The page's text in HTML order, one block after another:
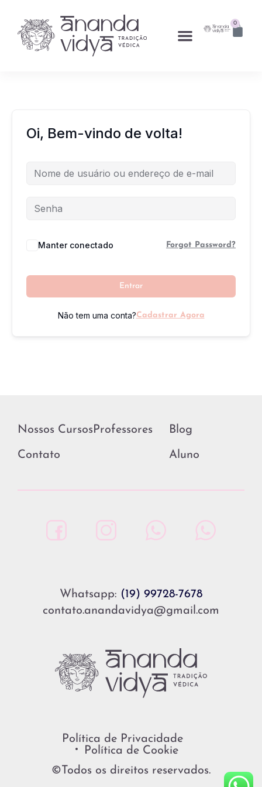
0
Oi, Bem-vindo de volta!
Manter conectado Forgot Password?
Entrar
Não tem uma conta?Cadastrar Agora
Whatsapp: (19) 99728-7678
contato.anandavidya@gmail.com
Política de Privacidade
Política de Cookie
©Todos os direitos reservados.
Nossos CursosProfessores Blog
Contato Aluno